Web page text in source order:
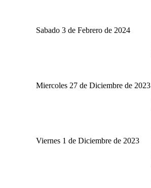
Sabado 3 de Febrero de 2024
Miercoles 27 de Diciembre de 2023
Viernes 1 de Diciembre de 2023